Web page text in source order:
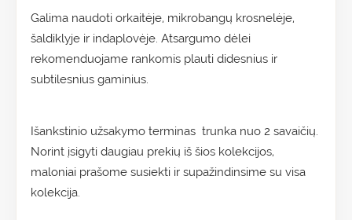
Galima naudoti orkaitėje, mikrobangų krosnelėje,
šaldiklyje ir indaplovėje. Atsargumo dėlei
rekomenduojame rankomis plauti didesnius ir
subtilesnius gaminius.
Išankstinio užsakymo terminas trunka nuo 2 savaičių.
Norint įsigyti daugiau prekių iš šios kolekcijos,
maloniai prašome susiekti ir supažindinsime su visa
kolekcija.